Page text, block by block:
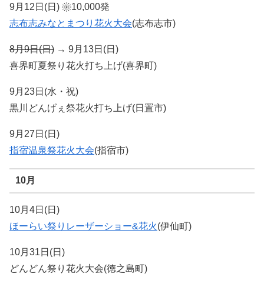
9月12日(日)
10,000発
志布志みなとまつり花火大会(志布志市)
8月9日(日) → 9月13日(日)
喜界町夏祭り花火打ち上げ(喜界町)
9月23日(水・祝)
黒川どんげぇ祭花火打ち上げ(日置市)
9月27日(日)
指宿温泉祭花火大会(指宿市)
10月
10月4日(日)
ほーらい祭りレーザーショー&花火(伊仙町)
10月31日(日)
どんどん祭り花火大会(徳之島町)